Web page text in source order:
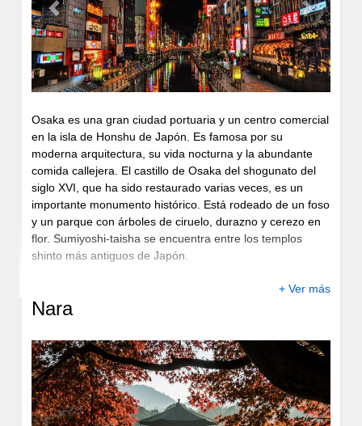
superficie, de 2.187 Km², es la tercera más pequeña del
país. Del este al oeste se extiende una amplia zona de
montañas, colinas y mesetas. Del punto más bajo, a
menos de 4 m. sobre el nivel del mar, al área de las
montañas, con cumbres hasta los 2.000 m., la
conformación geográfica presenta un terreno rico en
superficie pequeña también está constituida por varias
islas en el Pacífico, entre las cuales se hallan las islas
volcánicas Izu y los islotes Ogasawara, que contribuyen a
la particularidad de esta tierra, muy variada
geográficamente.
La superficie de los 23 barrios de Tokio es de unos 621
Km2, y su población se estima en alrededor de 9 millones
de personas. En calidad de polo industrial y comercial,
con una red de carreteras siempre en vía de desarrollo y
pero también de todas las regiones del país. No
con, por ejemplo, el edifico del Gobierno que administra la
prefectura de Tokio, con la estación de Tokio, cuyo edificio
de ladrillos, restaurado en el 2012, es la construcción más
grande de este tipo en Japón y con la torre Skytree, la
torre de comunicaciones más alta del mundo no
Previous Next
Osaka es una gran ciudad portuaria y un centro comercial
en la isla de Honshu de Japón. Es famosa por su
moderna arquitectura, su vida nocturna y la abundante
comida callejera. El castillo de Osaka del shogunato del
siglo XVI, que ha sido restaurado varias veces, es un
importante monumento histórico. Está rodeado de un foso
y un parque con árboles de ciruelo, durazno y cerezo en
flor. Sumiyoshi-taisha se encuentra entre los templos
shinto más antiguos de Japón.
+ Ver más
Nara